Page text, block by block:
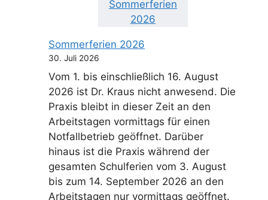
Sommerferien 2026
30. Juli 2026
Vom 1. bis einschließlich 16. August
2026 ist Dr. Kraus nicht anwesend. Die
Praxis bleibt in dieser Zeit an den
Arbeitstagen vormittags für einen
Notfallbetrieb geöffnet. Darüber
hinaus ist die Praxis während der
gesamten Schulferien vom 3. August
bis zum 14. September 2026 an den
Arbeitstagen nur vormittags geöffnet.